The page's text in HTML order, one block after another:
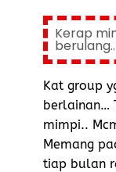
Kerap
Kat group
berlainan…
mimpi..
Memang
tiap bulan